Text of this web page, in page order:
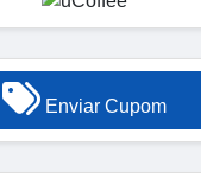
Enviar Cupom